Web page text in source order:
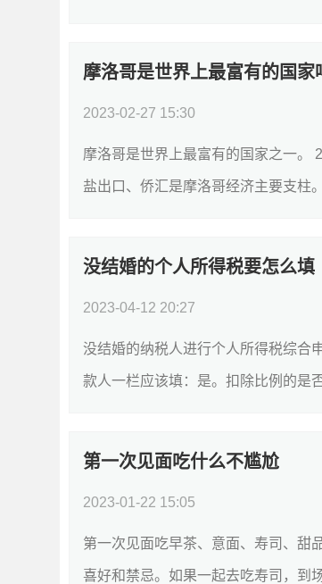
摩洛哥是世界上最富有的国家
2023-02-27 15:30
摩洛哥是世界上最富有的国家之一。
盐出口、侨汇是摩洛哥经济主要支柱
没结婚的个人所得税要怎么填
2023-04-12 20:27
没结婚的纳税人进行个人所得税综合
款人一栏应该填：是。扣除比例的是
第一次见面吃什么不尴尬
2023-01-22 15:05
第一次见面吃早茶、意面、寿司、甜
喜好和禁忌。如果一起去吃寿司，到